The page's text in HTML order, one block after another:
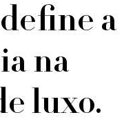
a
na
luxo.